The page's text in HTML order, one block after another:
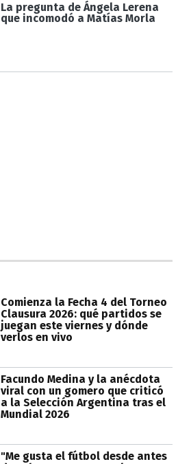
La pregunta de Ángela Lerena
que incomodó a Matías Morla
Comienza la Fecha 4 del Torneo
Clausura 2026: qué partidos se
juegan este viernes y dónde
verlos en vivo
Facundo Medina y la anécdota
viral con un gomero que criticó
a la Selección Argentina tras el
Mundial 2026
"Me gusta el fútbol desde antes